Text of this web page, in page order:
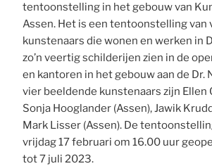
tentoonstelling in het gebouw van
Assen. Het is een tentoonstelling van
kunstenaars die wonen en werken in
zo’n veertig schilderijen zien in de
en kantoren in het gebouw aan de Dr.
vier beeldende kunstenaars zijn Ellen
Sonja Hooglander (Assen), Jawik
Mark Lisser (Assen). De
vrijdag 17 februari om 16.00 uur
tot 7 juli 2023.